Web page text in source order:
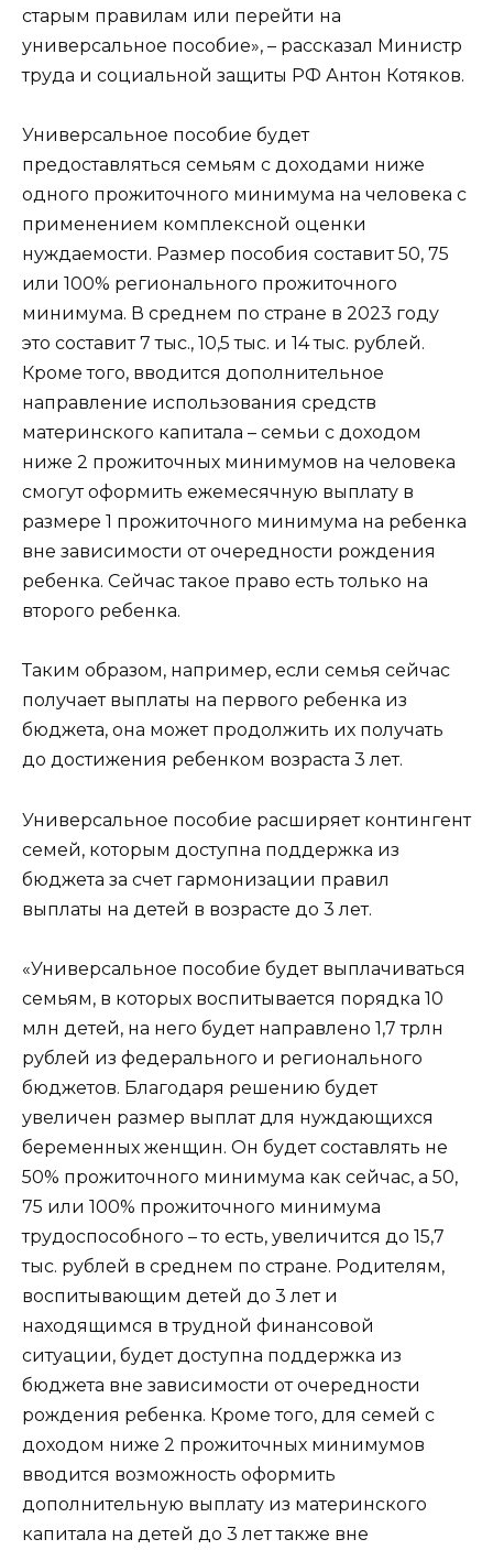
старым правилам или перейти на
универсальное пособие», – рассказал Министр
труда и социальной защиты РФ Антон Котяков.
Универсальное пособие будет
предоставляться семьям с доходами ниже
одного прожиточного минимума на человека с
применением комплексной оценки
нуждаемости. Размер пособия составит 50, 75
или 100% регионального прожиточного
минимума. В среднем по стране в 2023 году
это составит 7 тыс., 10,5 тыс. и 14 тыс. рублей.
Кроме того, вводится дополнительное
направление использования средств
материнского капитала – семьи с доходом
ниже 2 прожиточных минимумов на человека
смогут оформить ежемесячную выплату в
размере 1 прожиточного минимума на ребенка
вне зависимости от очередности рождения
ребенка. Сейчас такое право есть только на
второго ребенка.
Таким образом, например, если семья сейчас
получает выплаты на первого ребенка из
бюджета, она может продолжить их получать
до достижения ребенком возраста 3 лет.
Универсальное пособие расширяет контингент
семей, которым доступна поддержка из
бюджета за счет гармонизации правил
выплаты на детей в возрасте до 3 лет.
«Универсальное пособие будет выплачиваться
семьям, в которых воспитывается порядка 10
млн детей, на него будет направлено 1,7 трлн
рублей из федерального и регионального
бюджетов. Благодаря решению будет
увеличен размер выплат для нуждающихся
беременных женщин. Он будет составлять не
50% прожиточного минимума как сейчас, а 50,
75 или 100% прожиточного минимума
трудоспособного – то есть, увеличится до 15,7
тыс. рублей в среднем по стране. Родителям,
воспитывающим детей до 3 лет и
находящимся в трудной финансовой
ситуации, будет доступна поддержка из
бюджета вне зависимости от очередности
рождения ребенка. Кроме того, для семей с
доходом ниже 2 прожиточных минимумов
вводится возможность оформить
дополнительную выплату из материнского
капитала на детей до 3 лет также вне